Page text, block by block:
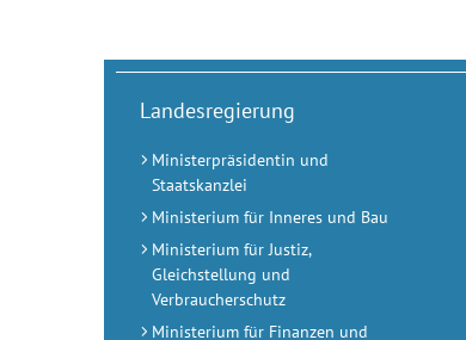
Landesregierung
Ministerpräsidentin und
Staatskanzlei
Ministerium für Inneres und Bau
Ministerium für Justiz,
Gleichstellung und
Verbraucherschutz
Ministerium für Finanzen und